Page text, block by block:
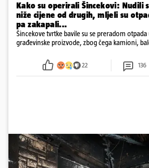
Kako su operirali Šincekovi: Nudili
niže cijene od drugih, mljeli su
pa zakapali...
Šincekove tvrtke bavile su se preradom otpada
građevinske proizvode, zbog čega kamioni,
22 136